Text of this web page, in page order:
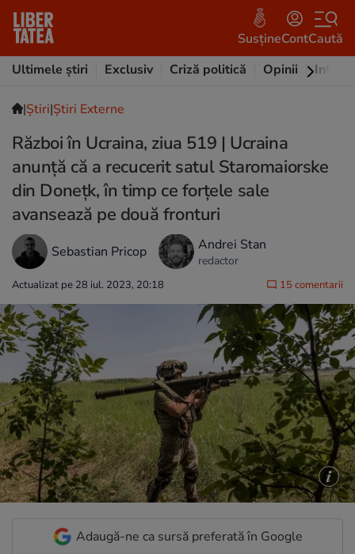
SusțineContCaută
Ultimele știri
Exclusiv Criză politică Opinii
|Ştiri|Știri Externe
Război în Ucraina, ziua 519 | Ucraina
anunță că a recucerit satul Staromaiorske
din Donețk, în timp ce forțele sale
avansează pe două fronturi
Sebastian Pricop Andrei Stan
redactor
Actualizat pe 28 iul. 2023, 20:18 15 comentarii
Adaugă-ne ca sursă preferată în Google